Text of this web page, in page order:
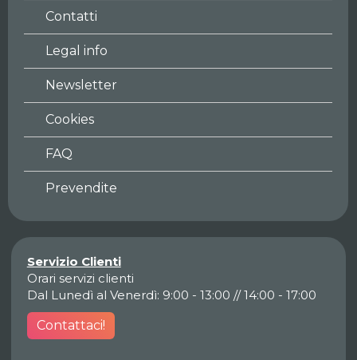
Contatti
Legal info
Newsletter
Cookies
FAQ
Prevendite
Servizio Clienti
Orari servizi clienti
Dal Lunedì al Venerdì: 9:00 - 13:00 // 14:00 - 17:00
Contattaci!